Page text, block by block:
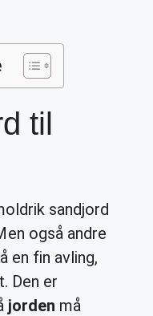
til
sandjord
også andre
en fin avling,
Den er
jorden må